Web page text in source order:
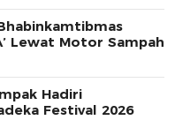
Lewat Motor Sampah
Hadiri
Festival 2026